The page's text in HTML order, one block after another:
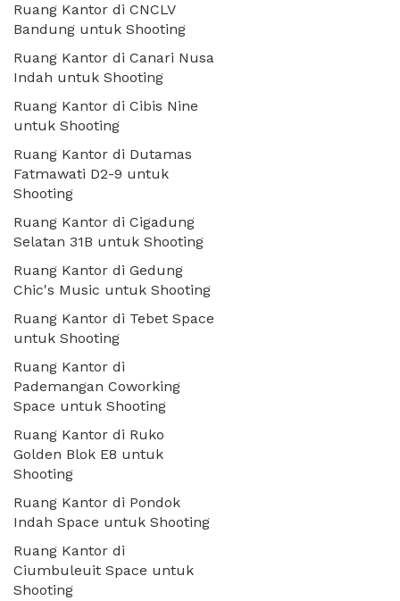
Ruang Kantor di CNCLV
Bandung untuk Shooting
Ruang Kantor di Canari Nusa
Indah untuk Shooting
Ruang Kantor di Cibis Nine
untuk Shooting
Ruang Kantor di Dutamas
Fatmawati D2-9 untuk
Shooting
Ruang Kantor di Cigadung
Selatan 31B untuk Shooting
Ruang Kantor di Gedung
Chic's Music untuk Shooting
Ruang Kantor di Tebet Space
untuk Shooting
Ruang Kantor di
Pademangan Coworking
Space untuk Shooting
Ruang Kantor di Ruko
Golden Blok E8 untuk
Shooting
Ruang Kantor di Pondok
Indah Space untuk Shooting
Ruang Kantor di
Ciumbuleuit Space untuk
Shooting